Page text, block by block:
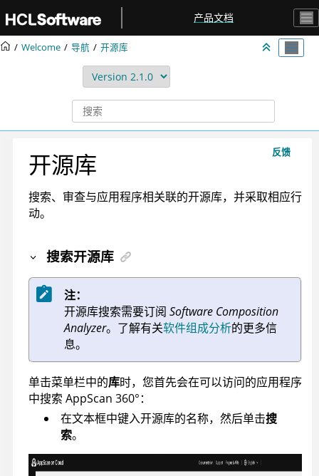
产品文档
Welcome 导航 开源库
反馈
开源库
搜索、审查与应用程序相关联的开源库，并采取相应行
动。
搜索开源库
注：
开源库搜索需要订阅 Software Composition
Analyzer。了解有关软件组成分析的更多信
息。
单击菜单栏中的库时，您首先会在可以访问的应用程序
中搜索 AppScan 360°：
在文本框中键入开源库的名称，然后单击搜
索。